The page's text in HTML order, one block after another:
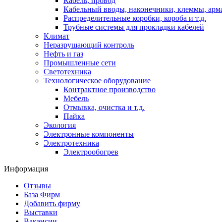
Кабельный вводы, наконечники, клеммы,
Распределительные коробки, короба и т.д.
Трубные системы для прокладки кабелей
Климат
Неразрушающий контроль
Нефть и газ
Промышленные сети
Светотехника
Технологическое оборудование
Контрактное производство
Мебель
Отмывка, очистка и т.д.
Пайка
Экология
Электронные компоненты
Электротехника
Электрообогрев
Информация
Отзывы
База Фирм
Добавить фирму
Выставки